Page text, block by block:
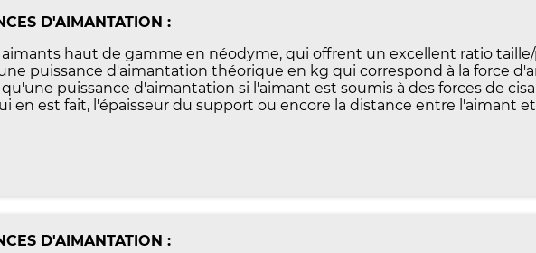
D'AIMANTATION :
haut de gamme en néodyme, qui offrent un excellent ratio
puissance d'aimantation théorique en kg qui correspond à la force
puissance d'aimantation si l'aimant est soumis à des forces de
en est fait, l'épaisseur du support ou encore la distance entre l'aimant
D'AIMANTATION :